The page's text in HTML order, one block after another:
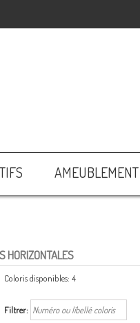
AMEUBLEMENT
HORIZONTALES
Coloris disponibles: 4
Filtrer: